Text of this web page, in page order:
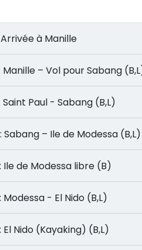
Jour 1: Arrivée à Manille
Jour 2: Manille – Vol pour Sabang
Jour 3: Saint Paul - Sabang (B,L)
Jour 4: Sabang – Ile de Modessa (B,L)
Jour 5: Ile de Modessa libre (B)
Jour 6: Modessa - El Nido (B,L)
Jour 7: El Nido (Kayaking) (B,L)